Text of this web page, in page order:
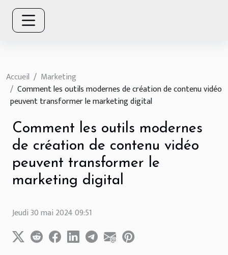
Accueil
Marketing
Comment les outils modernes de création de contenu vidéo
peuvent transformer le marketing digital
Comment les outils modernes
de création de contenu vidéo
peuvent transformer le
marketing digital
Jeudi 30 mai 2024 09:51